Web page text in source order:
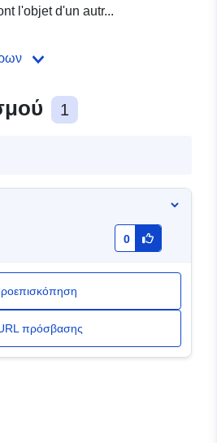
l'objet d'un autr...
1
0
πρόσβασης